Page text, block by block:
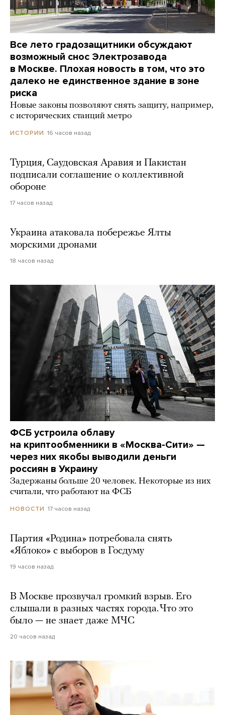
Все лето градозащитники обсуждают
возможный снос Электрозавода
в Москве. Плохая новость в том, что это
далеко не единственное здание в зоне
риска
Новые законы позволяют снять защиту, например,
с исторических станций метро
ИСТОРИИ 16 часов назад
Турция, Саудовская Аравия и Пакистан
подписали соглашение о коллективной
обороне
17 часов назад
Украина атаковала побережье Ялты
морскими дронами
18 часов назад
ФСБ устроила облаву
на криптообменники в «Москва-Сити» —
через них якобы выводили деньги
россиян в Украину
Задержаны больше 20 человек. Некоторые из них
считали, что работают на ФСБ
НОВОСТИ 17 часов назад
Партия «Родина» потребовала снять
«Яблоко» с выборов в Госдуму
19 часов назад
В Москве прозвучал громкий взрыв. Его
слышали в разных частях города. Что это
было — не знает даже МЧС
20 часов назад